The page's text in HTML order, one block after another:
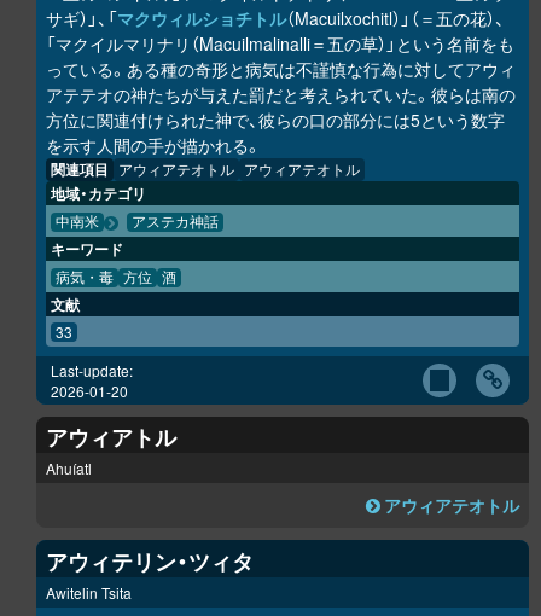
サギ）」、「マクウィルショチトル（Macuilxochitl）」（＝五の花）、
「マクイルマリナリ（Macuilmalinalli＝五の草）」という名前をも
っている。ある種の奇形と病気は不謹慎な行為に対してアウィ
アテテオの神たちが与えた罰だと考えられていた。彼らは南の
方位に関連付けられた神で、彼らの口の部分には5という数字
を示す人間の手が描かれる。
関連項目 アウィアテオトル アウィアテオトル
地域・カテゴリ
中南米 アステカ神話
キーワード
病気・毒 方位 酒
文献
33
Last-update:
2026-01-20
アウィアトル
Ahuíatl
アウィアテオトル
アウィテリン・ツィタ
Awitelin Tsita